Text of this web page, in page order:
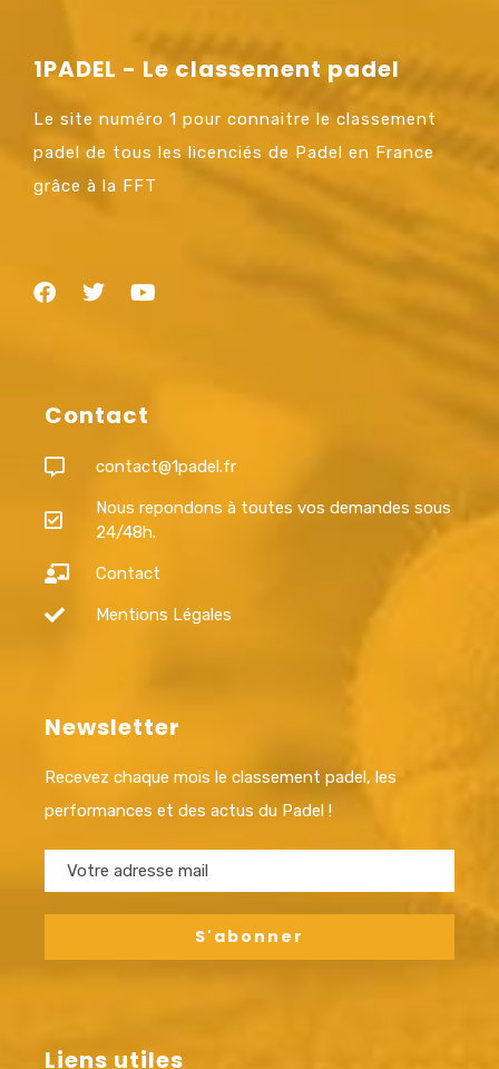
1PADEL - Le classement padel
Le site numéro 1 pour connaitre le classement
padel de tous les licenciés de Padel en France
grâce à la FFT
Contact
contact@1padel.fr
Nous repondons à toutes vos demandes sous
24/48h.
Contact
Mentions Légales
Newsletter
Recevez chaque mois le classement padel, les
performances et des actus du Padel !
Liens utiles